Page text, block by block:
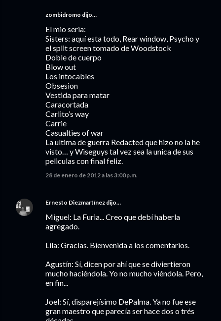
zombidromo dijo…
El mio seria:
Sisters: aquí esta todo, Rear window, Psycho y
el split screen tomado de Woodstock
Doble de cuerpo
Blow out
Los intocables
Obsesion
Vestida para matar
Caracortada
Carlito’s way
Carrie
Casualties of war
La ultima de guerra Redacted que hizo no la he
visto… y Wiseguys tal vez sea la unica de sus
peliculas con final feliz.
28 de enero de 2012 a las 3:00 p.m.
Ernesto Diezmartínez dijo…
Miguel: La Furia... Creo que debí haberla
agregado.
Lila: Gracias. Bienvenida a los comentarios.
Agustín: Sí, dicen por ahí que se diviertieron
mucho haciéndola. Yo no mucho viéndola. Pero,
en fin...
Joel: Sí, disparejísimo DePalma. Ya no fue ese
gran maestro que parecía ser hace dos o trés